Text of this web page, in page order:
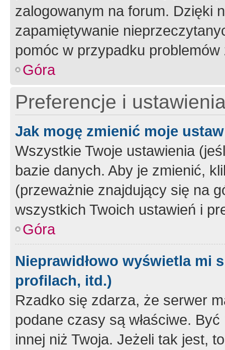
zalogowanym na forum. Dzięki
zapamiętywanie
pomóc w przypadku
Góra
Preferencje i
Jak mogę zmienić moje
Wszystkie Twoje ustawienia
bazie danych. Aby je zmienić,
(przeważnie znajdujący się na
wszystkich Twoich ustawień i
Góra
Nieprawidłowo wyświetla mi
profilach, itd.)
Rzadko się zdarza, że serwer
podane czasy są właściwe.
innej niż Twoja. Jeżeli tak jest,